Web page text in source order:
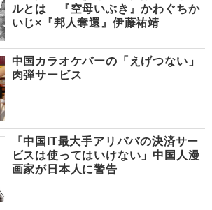
ルとは 『空母いぶき』かわぐちか
いじ×『邦人奪還』伊藤祐靖
中国カラオケバーの「えげつない」
肉弾サービス
「中国IT最大手アリババの決済サー
ビスは使ってはいけない」中国人漫
画家が日本人に警告